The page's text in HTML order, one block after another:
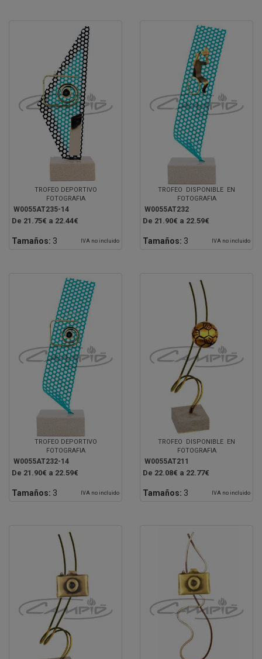
TROFEO DEPORTIVO
FOTOGRAFIA
W0055AT235-14
De 21.75€ a 22.44€
Tamaños: 3 IVA no incluido
TROFEO DISPONIBLE EN
FOTOGRAFIA
W0055AT232
De 21.90€ a 22.59€
Tamaños: 3 IVA no incluido
TROFEO DEPORTIVO
FOTOGRAFIA
W0055AT232-14
De 21.90€ a 22.59€
Tamaños: 3 IVA no incluido
TROFEO DISPONIBLE EN
FOTOGRAFIA
W0055AT211
De 22.08€ a 22.77€
Tamaños: 3 IVA no incluido